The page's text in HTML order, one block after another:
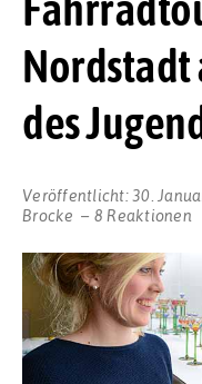
Nordstadt
des
Veröffentlicht:30.
Brocke
8 Reaktionen